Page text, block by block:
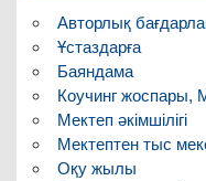
Авторлық
Ұстаздарға
Баяндама
Коучинг
Мектеп әкімшілігі
Мектептен тыс
Оқу жылы